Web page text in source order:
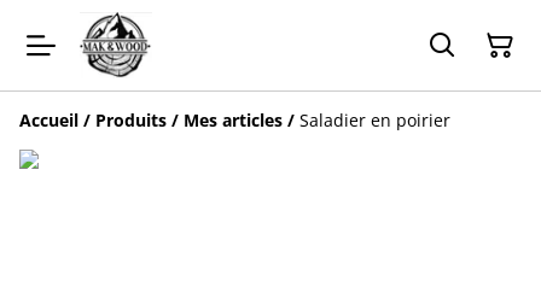
Accueil / Produits / Mes articles / Saladier en poirier